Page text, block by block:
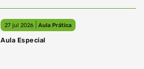
27 jul 2026 Aula Prática
Aula Especial